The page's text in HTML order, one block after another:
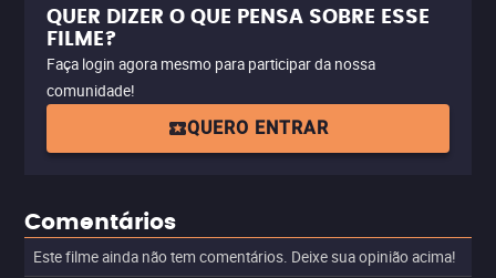
QUER DIZER O QUE PENSA SOBRE ESSE
FILME?
Faça login agora mesmo para participar da nossa
comunidade!
QUERO ENTRAR
Comentários
Este filme ainda não tem comentários. Deixe sua opinião acima!